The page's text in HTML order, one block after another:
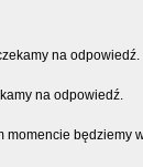
na odpowiedź.
na odpowiedź.